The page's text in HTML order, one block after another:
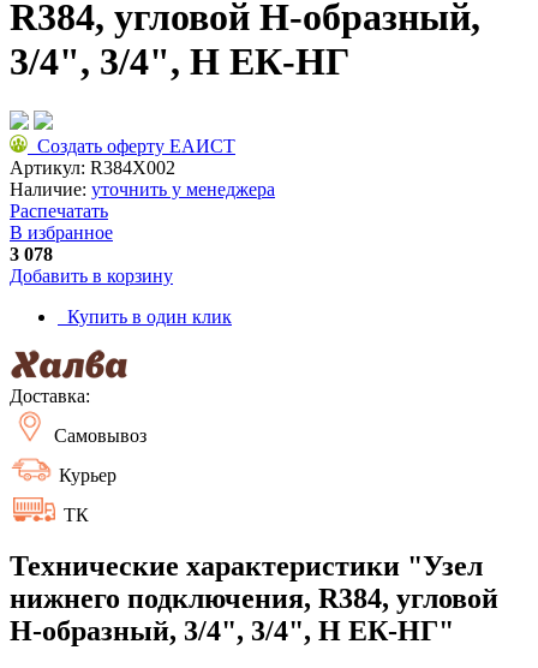
R384, угловой H-образный,
3/4", 3/4", Н ЕК-НГ
Создать оферту ЕАИСТ
Артикул: R384X002
Наличие: уточнить у менеджера
Распечатать
В избранное
3 078
Добавить в корзину
Купить в один клик
Доставка:
Самовывоз
Курьер
ТК
Технические характеристики "Узел
нижнего подключения, R384, угловой
H-образный, 3/4", 3/4", Н ЕК-НГ"